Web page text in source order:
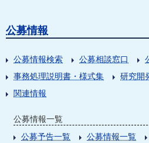
公募情報
公募情報検索 公募相談窓口
事務処理説明書・様式集
研究開
関連情報
公募情報一覧
公募予告一覧
公募情報一覧